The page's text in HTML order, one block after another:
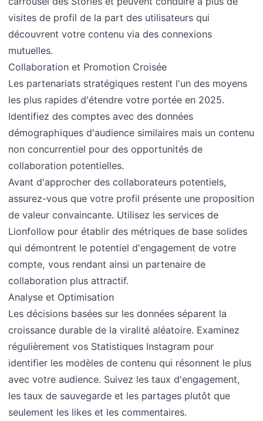
visites de profil de la part des utilisateurs qui
découvrent votre contenu via des connexions
mutuelles.
Collaboration et Promotion Croisée
Les partenariats stratégiques restent l'un des moyens
les plus rapides d'étendre votre portée en 2025.
Identifiez des comptes avec des données
démographiques d'audience similaires mais un contenu
non concurrentiel pour des opportunités de
collaboration potentielles.
Avant d'approcher des collaborateurs potentiels,
assurez-vous que votre profil présente une proposition
de valeur convaincante. Utilisez les services de
Lionfollow pour établir des métriques de base solides
qui démontrent le potentiel d'engagement de votre
compte, vous rendant ainsi un partenaire de
collaboration plus attractif.
Analyse et Optimisation
Les décisions basées sur les données séparent la
croissance durable de la viralité aléatoire. Examinez
régulièrement vos Statistiques Instagram pour
identifier les modèles de contenu qui résonnent le plus
avec votre audience. Suivez les taux d'engagement,
les taux de sauvegarde et les partages plutôt que
seulement les likes et les commentaires.